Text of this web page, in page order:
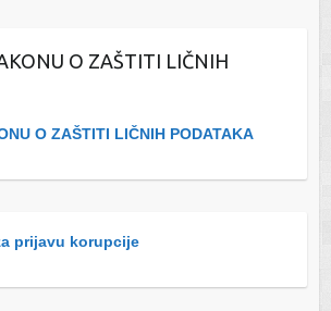
O ZAŠTITI LIČNIH
O ZAŠTITI LIČNIH PODATAKA
prijavu korupcije